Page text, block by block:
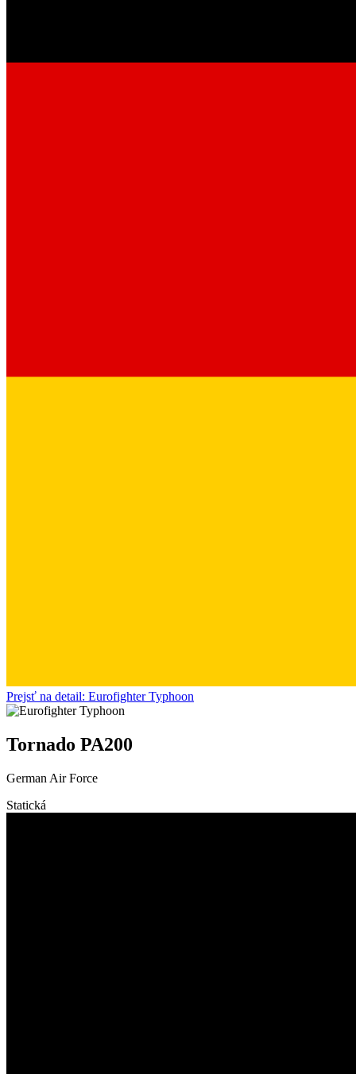
Prejsť na detail: Eurofighter Typhoon
Tornado PA200
German Air Force
Statická